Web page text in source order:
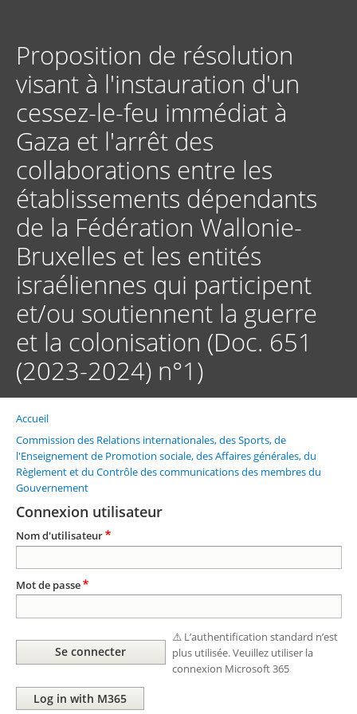
principal
Proposition de résolution
visant à l'instauration d'un
cessez-le-feu immédiat à
Gaza et l'arrêt des
collaborations entre les
établissements dépendants
de la Fédération Wallonie-
Bruxelles et les entités
israéliennes qui participent
et/ou soutiennent la guerre
et la colonisation (Doc. 651
(2023-2024) n°1)
Fil
d'Ariane
Accueil
Commission des Relations internationales, des Sports, de
l'Enseignement de Promotion sociale, des Affaires générales, du
Règlement et du Contrôle des communications des membres du
Gouvernement
Connexion utilisateur
Nom d'utilisateur
Mot de passe
⚠️ L’authentification standard n’est
plus utilisée. Veuillez utiliser la
connexion Microsoft 365